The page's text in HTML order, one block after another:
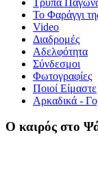
Το Φαράγγι
Video
Διαδρομές
Αδελφότητα
Σύνδεσμοι
Φωτογραφίες
Ποιοί Είμαστε
Αρκαδικά -
Ο καιρός στο